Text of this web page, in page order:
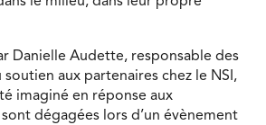
Danielle Audette, responsable des
aux partenaires chez le NSI,
imaginé en réponse aux
dégagées lors d’un évènement